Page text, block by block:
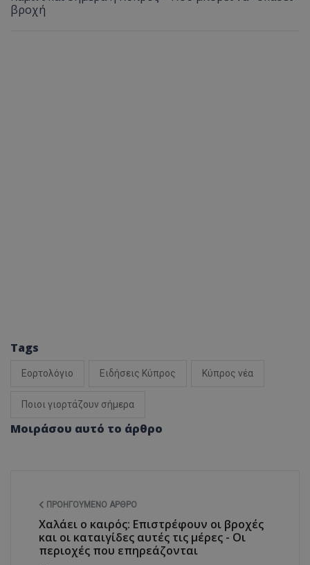
βροχή
Tags
Εορτολόγιο Ειδήσεις Κύπρος Κύπρος νέα
Ποιοι γιορτάζουν σήμερα
Μοιράσου αυτό το άρθρο
ΠΡΟΗΓΟΎΜΕΝΟ ΆΡΘΡΟ
Χαλάει ο καιρός: Επιστρέφουν οι βροχές
και οι καταιγίδες αυτές τις μέρες - Οι
περιοχές που επηρεάζονται